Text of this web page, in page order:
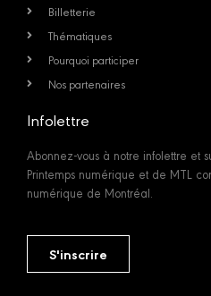
Billetterie
Thématiques
Pourquoi participer
Nos partenaires
Infolettre
Abonnez-vous à notre infolettre et
Printemps numérique et de MTL
numérique de Montréal.
S'inscrire